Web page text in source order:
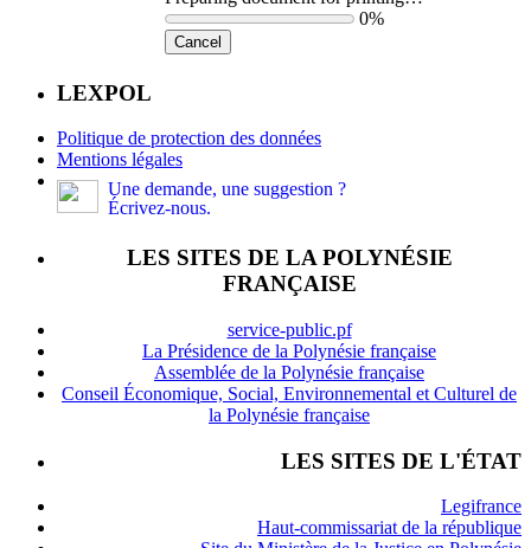
0%
Cancel
LEXPOL
Politique de protection des données
Mentions légales
Une demande, une suggestion ?
Écrivez-nous.
LES SITES DE LA POLYNÉSIE
FRANÇAISE
service-public.pf
La Présidence de la Polynésie française
Assemblée de la Polynésie française
Conseil Économique, Social, Environnemental et Culturel de
la Polynésie française
LES SITES DE L'ÉTAT
Legifrance
Haut-commissariat de la république